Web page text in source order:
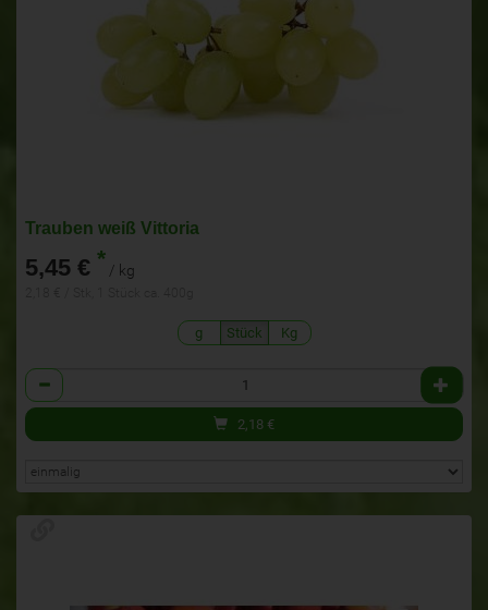
Trauben weiß Vittoria
5,45 € * / kg
g Stück Kg
Anzahl
2,18 €